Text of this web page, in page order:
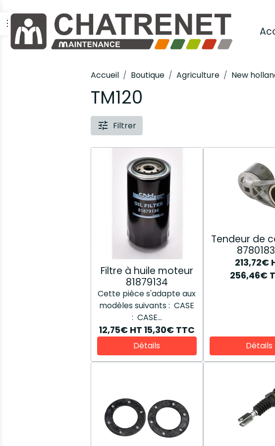
Accueil Boutique Agriculture New
TM120
Filtrer
Filtre à huile moteur
81879134
Cette pièce s'adapte aux
modèles suivants : CASE
: CASE...
12,75€ HT 15,30€ TTC
Détails
Tendeur de
213,72€
256,46€
Détails